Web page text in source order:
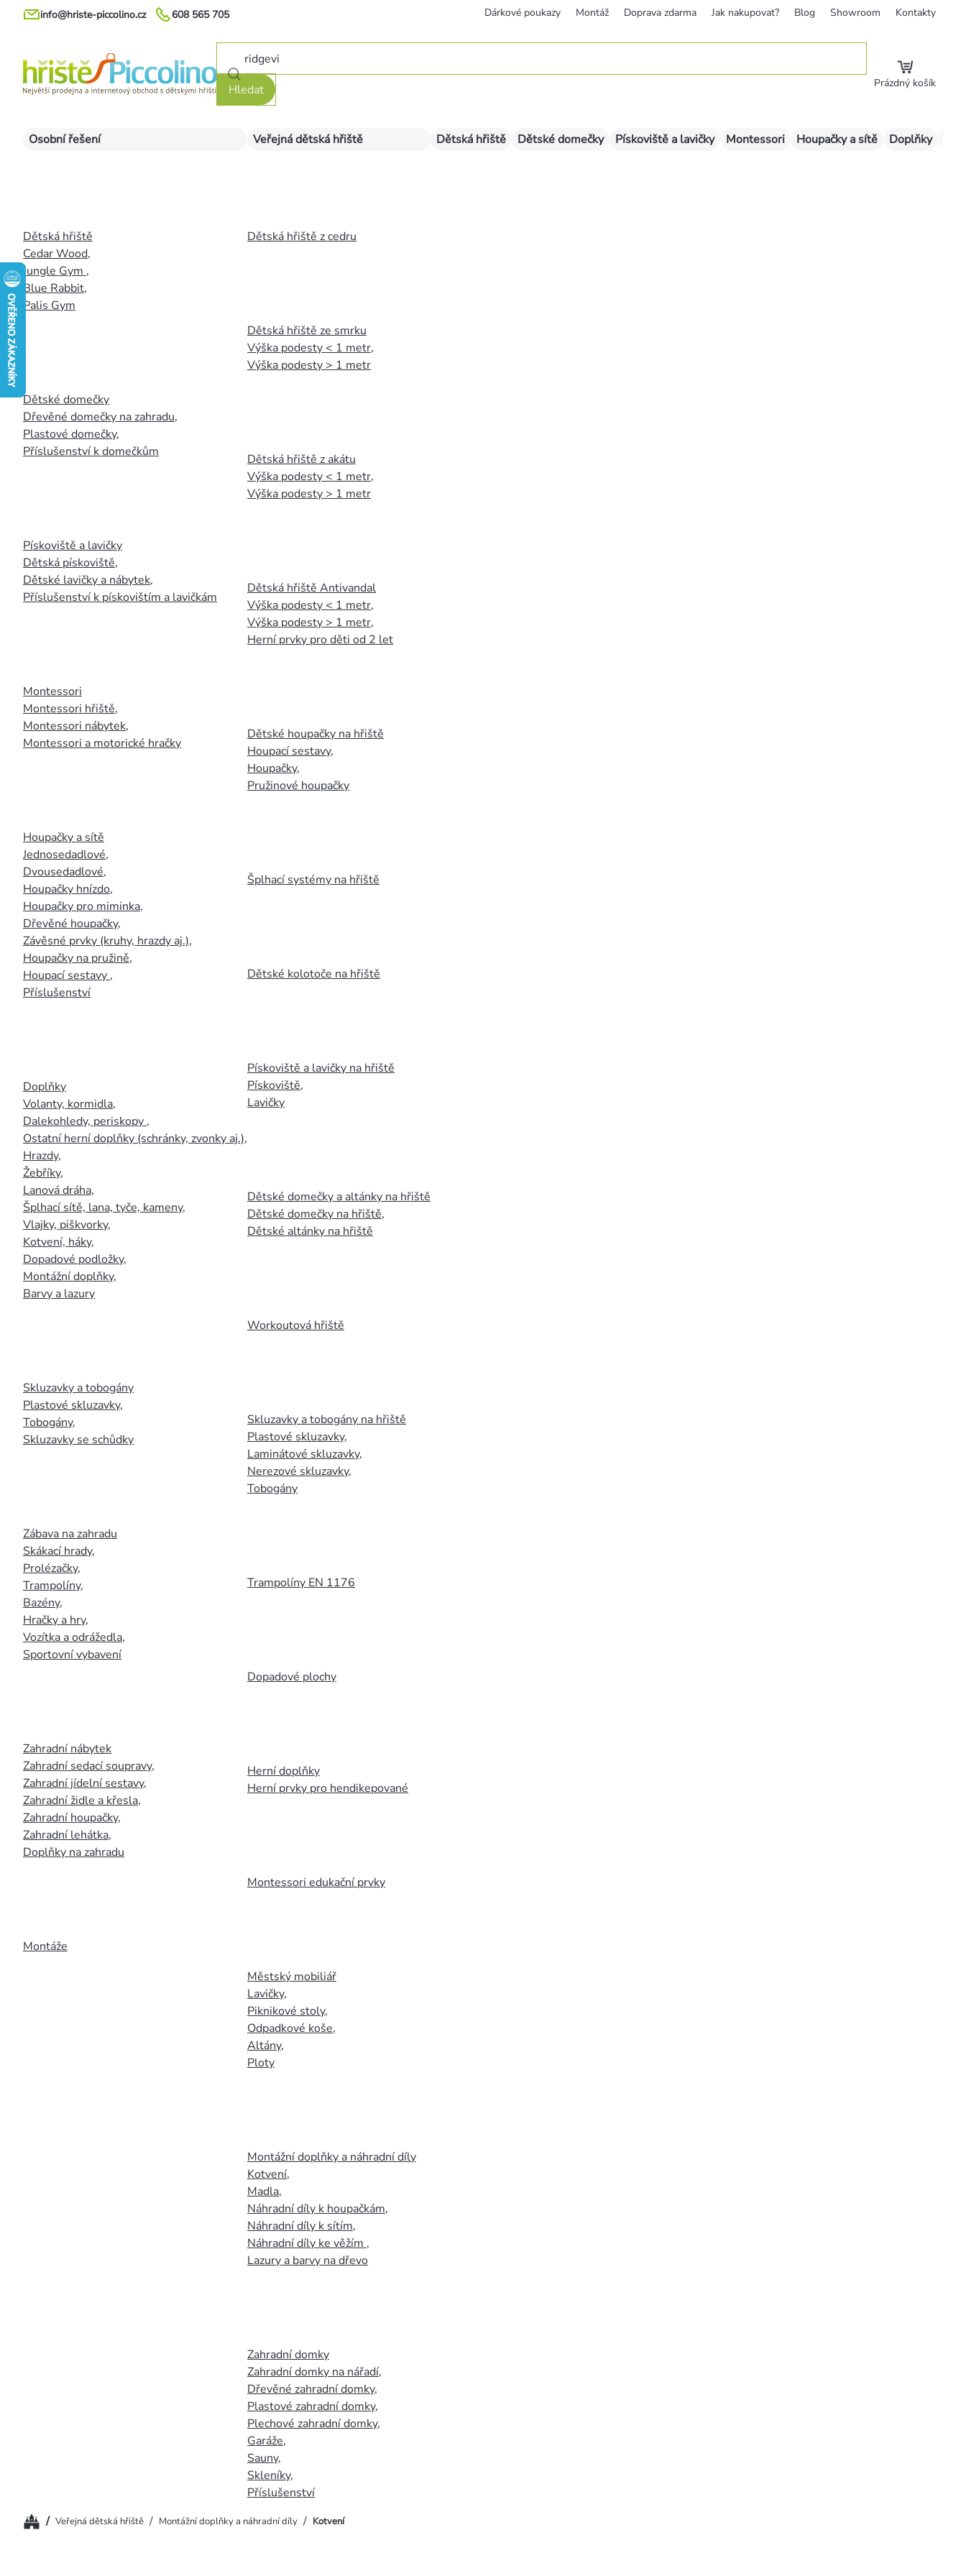
Přejít
608 565 705
info@hriste-piccolino.cz Dárkové poukazy Montáž Doprava zdarma Jak nakupovat? Blog Showroom Kontakty
Hledat Prázdný košík
Osobní řešení
Dětská hřiště
Cedar Wood,
Jungle Gym ,
Blue Rabbit,
Palis Gym
Dětské domečky
Dřevěné domečky na zahradu,
Plastové domečky,
Příslušenství k domečkům
Pískoviště a lavičky
Dětská pískoviště,
Dětské lavičky a nábytek,
Příslušenství k pískovištím a lavičkám
Montessori
Montessori hřiště,
Montessori nábytek,
Montessori a motorické hračky
Houpačky a sítě
Jednosedadlové,
Dvousedadlové,
Houpačky hnízdo,
Houpačky pro miminka,
Dřevěné houpačky,
Závěsné prvky (kruhy, hrazdy aj.),
Houpačky na pružině,
Houpací sestavy ,
Příslušenství
Doplňky
Volanty, kormidla,
Dalekohledy, periskopy ,
Ostatní herní doplňky (schránky, zvonky aj.),
Hrazdy,
Žebříky,
Lanová dráha,
Šplhací sítě, lana, tyče, kameny,
Vlajky, piškvorky,
Kotvení, háky,
Dopadové podložky,
Montážní doplňky,
Barvy a lazury
Skluzavky a tobogány
Plastové skluzavky,
Tobogány,
Skluzavky se schůdky
Zábava na zahradu
Skákací hrady,
Prolézačky,
Trampolíny,
Bazény,
Hračky a hry,
Vozítka a odrážedla,
Sportovní vybavení
Zahradní nábytek
Zahradní sedací soupravy,
Zahradní jídelní sestavy,
Zahradní židle a křesla,
Zahradní houpačky,
Zahradní lehátka,
Doplňky na zahradu
Montáže
Veřejná dětská hřiště
Dětská hřiště z cedru
Dětská hřiště ze smrku
Výška podesty < 1 metr,
Výška podesty > 1 metr
Dětská hřiště z akátu
Výška podesty < 1 metr,
Výška podesty > 1 metr
Dětská hřiště Antivandal
Výška podesty < 1 metr,
Výška podesty > 1 metr,
Herní prvky pro děti od 2 let
Dětské houpačky na hřiště
Houpací sestavy,
Houpačky,
Pružinové houpačky
Šplhací systémy na hřiště
Dětské kolotoče na hřiště
Pískoviště a lavičky na hřiště
Pískoviště,
Lavičky
Dětské domečky a altánky na hřiště
Dětské domečky na hřiště,
Dětské altánky na hřiště
Workoutová hřiště
Skluzavky a tobogány na hřiště
Plastové skluzavky,
Laminátové skluzavky,
Nerezové skluzavky,
Tobogány
Trampolíny EN 1176
Dopadové plochy
Herní doplňky
Herní prvky pro hendikepované
Montessori edukační prvky
Městský mobiliář
Lavičky,
Piknikové stoly,
Odpadkové koše,
Altány,
Ploty
Montážní doplňky a náhradní díly
Kotvení,
Madla,
Náhradní díly k houpačkám,
Náhradní díly k sítím,
Náhradní díly ke věžím ,
Lazury a barvy na dřevo
Zahradní domky
Zahradní domky na nářadí,
Dřevěné zahradní domky,
Plastové zahradní domky,
Plechové zahradní domky,
Garáže,
Sauny,
Skleníky,
Příslušenství
Dětská hřiště Dětské domečky Pískoviště a lavičky Montessori Houpačky a sítě Doplňky
Domů/ Veřejná dětská hřiště / Montážní doplňky a náhradní díly / Kotvení